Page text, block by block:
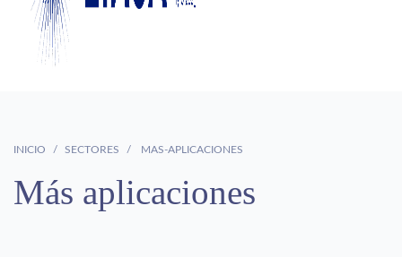
INICIO SECTORES MAS-APLICACIONES
Más aplicaciones